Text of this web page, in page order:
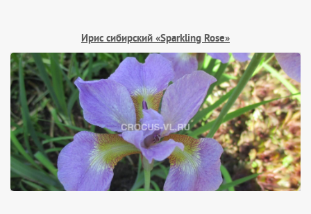
Ирис сибирский «Sparkling Rose»